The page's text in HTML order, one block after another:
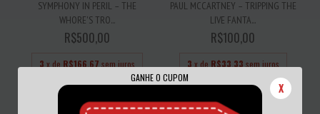
GANHE O CUPOM
X
SYMPHONY IN PERIL – THE
WHORE'S TRO...
R$500,00
3 x de R$166,67 sem juros
PAUL MCCARTNEY – TRIPPING THE
LIVE FANTA...
R$100,00
3 x de R$33,33 sem juros